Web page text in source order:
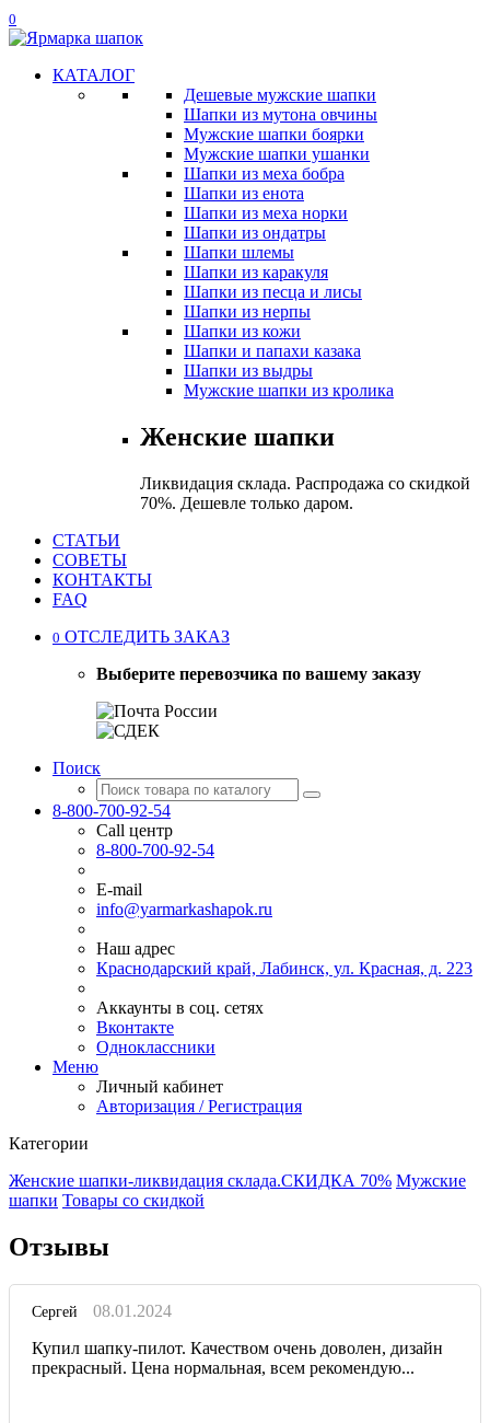
0
КАТАЛОГ
Дешевые мужские шапки
Шапки из мутона овчины
Мужские шапки боярки
Мужские шапки ушанки
Шапки из меха бобра
Шапки из енота
Шапки из меха норки
Шапки из ондатры
Шапки шлемы
Шапки из каракуля
Шапки из песца и лисы
Шапки из нерпы
Шапки из кожи
Шапки и папахи казака
Шапки из выдры
Мужские шапки из кролика
Женские шапки
Ликвидация склада. Распродажа со скидкой
70%. Дешевле только даром.
СТАТЬИ
СОВЕТЫ
КОНТАКТЫ
FAQ
0 ОТСЛЕДИТЬ ЗАКАЗ
Выберите перевозчика по вашему заказу
Поиск
8-800-700-92-54
Call центр
8-800-700-92-54
E-mail
info@yarmarkashapok.ru
Наш адрес
Краснодарский край, Лабинск, ул. Красная, д. 223
Аккаунты в соц. сетях
Вконтакте
Одноклассники
Меню
Личный кабинет
Авторизация / Регистрация
Категории
Женские шапки-ликвидация склада.СКИДКА 70% Мужские
шапки Товары со скидкой
Отзывы
Сергей
08.01.2024
Купил шапку-пилот. Качеством очень доволен, дизайн
прекрасный. Цена нормальная, всем рекомендую...